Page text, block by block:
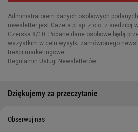
Dziękujemy za przeczytanie
Obserwuj nas